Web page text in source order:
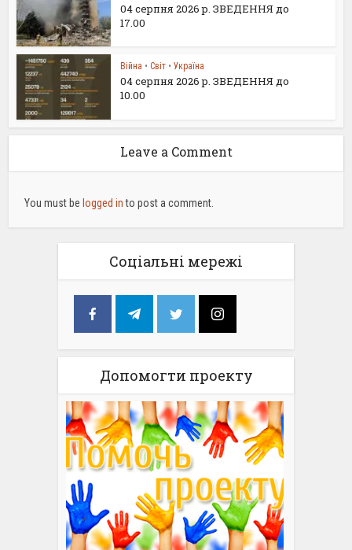
04 серпня 2026 р. ЗВЕДЕННЯ до
17.00
Війна • Світ • Україна
04 серпня 2026 р. ЗВЕДЕННЯ до
10.00
Leave a Comment
You must be logged into post a comment.
Соціальні мережі
Допомогти проекту